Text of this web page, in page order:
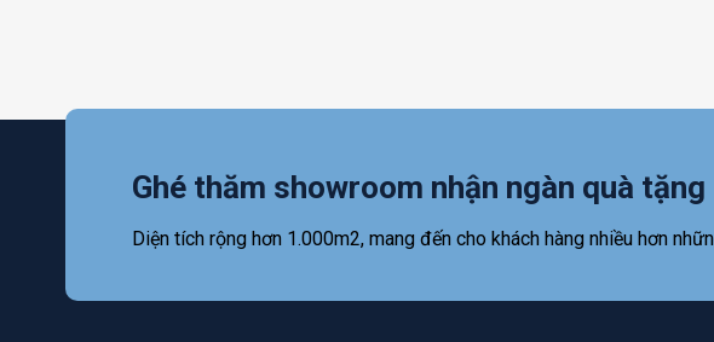
Ghé thăm showroom nhận ngàn quà tặng
Diện tích rộng hơn 1.000m2, mang đến cho khách hàng nhiều hơn